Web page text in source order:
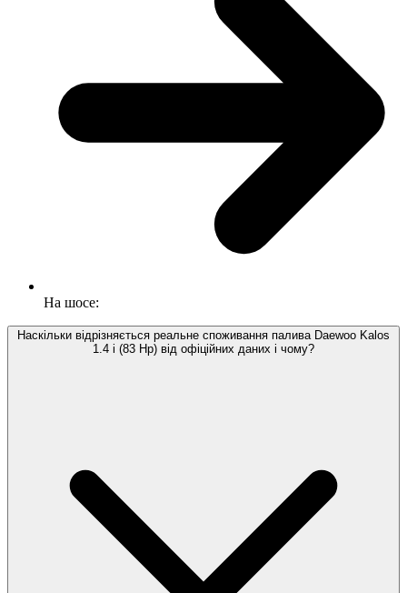
На шосе:
Наскільки відрізняється реальне споживання палива Daewoo Kalos
1.4 i (83 Hp) від офіційних даних і чому?